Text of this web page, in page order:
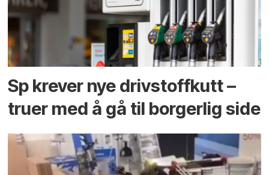
Sp krever nye drivstoffkutt –
truer med å gå til borgerlig side